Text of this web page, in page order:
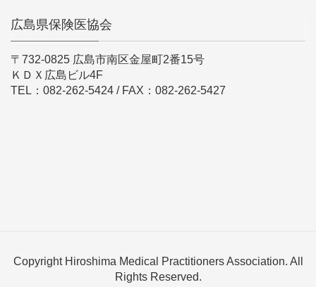
広島県保険医協会
〒732-0825 広島市南区金屋町2番15号
ＫＤＸ広島ビル4F
TEL：082-262-5424 / FAX：082-262-5427
Copyright Hiroshima Medical Practitioners Association. All
Rights Reserved.